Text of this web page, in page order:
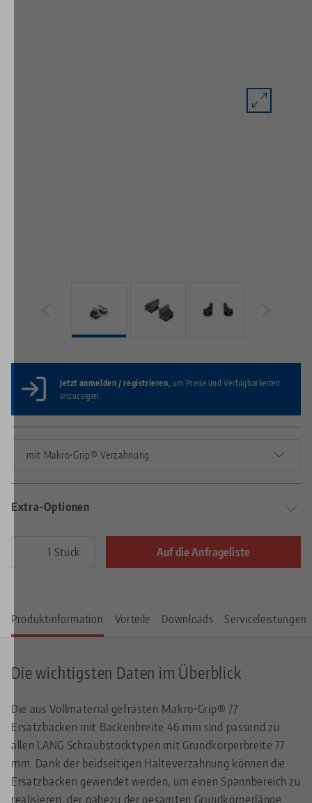
Jetzt anmelden / registrieren,um Preise und Verfügbarkeiten
anzuzeigen.
mit Makro•Grip® Verzahnung
Extra-Optionen
Stück Auf die Anfrageliste
Produktinformation Vorteile Downloads Serviceleistungen
Die wichtigsten Daten im Überblick
Die aus Vollmaterial gefrästen Makro•Grip® 77
Ersatzbacken mit Backenbreite 46 mm sind passend zu
allen LANG Schraubstocktypen mit Grundkörperbreite 77
mm. Dank der beidseitigen Halteverzahnung können die
Ersatzbacken gewendet werden, um einen Spannbereich zu
realisieren, der nahezu der gesamten Grundkörperlänge